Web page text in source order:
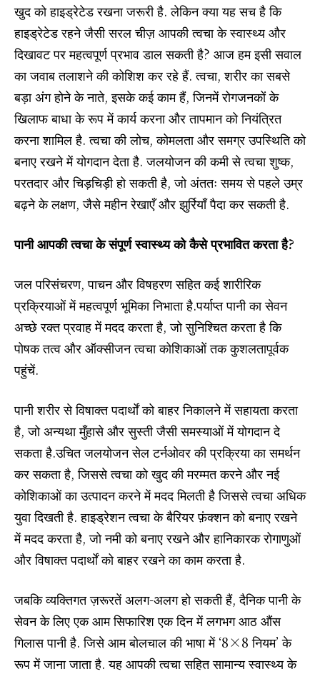
खुद को हाइड्रेटेड रखना जरूरी है. लेकिन क्या यह सच है कि
हाइड्रेटेड रहने जैसी सरल चीज़ आपकी त्वचा के स्वास्थ्य और
दिखावट पर महत्वपूर्ण प्रभाव डाल सकती है? आज हम इसी सवाल
का जवाब तलाशने की कोशिश कर रहे हैं. त्वचा, शरीर का सबसे
बड़ा अंग होने के नाते, इसके कई काम हैं, जिनमें रोगजनकों के
खिलाफ बाधा के रूप में कार्य करना और तापमान को नियंत्रित
करना शामिल है. त्वचा की लोच, कोमलता और समग्र उपस्थिति को
बनाए रखने में योगदान देता है. जलयोजन की कमी से त्वचा शुष्क,
परतदार और चिड़चिड़ी हो सकती है, जो अंततः समय से पहले उम्र
बढ़ने के लक्षण, जैसे महीन रेखाएँ और झुर्रियाँ पैदा कर सकती है.
पानी आपकी त्वचा के संपूर्ण स्वास्थ्य को कैसे प्रभावित करता है?
जल परिसंचरण, पाचन और विषहरण सहित कई शारीरिक
प्रक्रियाओं में महत्वपूर्ण भूमिका निभाता है.पर्याप्त पानी का सेवन
अच्छे रक्त प्रवाह में मदद करता है, जो सुनिश्चित करता है कि
पोषक तत्व और ऑक्सीजन त्वचा कोशिकाओं तक कुशलतापूर्वक
पहुंचें.
पानी शरीर से विषाक्त पदार्थों को बाहर निकालने में सहायता करता
है, जो अन्यथा मुँहासे और सुस्ती जैसी समस्याओं में योगदान दे
सकता है.उचित जलयोजन सेल टर्नओवर की प्रक्रिया का समर्थन
कर सकता है, जिससे त्वचा को खुद की मरम्मत करने और नई
कोशिकाओं का उत्पादन करने में मदद मिलती है जिससे त्वचा अधिक
युवा दिखती है. हाइड्रेशन त्वचा के बैरियर फ़ंक्शन को बनाए रखने
में मदद करता है, जो नमी को बनाए रखने और हानिकारक रोगाणुओं
और विषाक्त पदार्थों को बाहर रखने का काम करता है.
जबकि व्यक्तिगत ज़रूरतें अलग-अलग हो सकती हैं, दैनिक पानी के
सेवन के लिए एक आम सिफारिश एक दिन में लगभग आठ औंस
गिलास पानी है. जिसे आम बोलचाल की भाषा में ‘8×8 नियम’ के
रूप में जाना जाता है. यह आपकी त्वचा सहित सामान्य स्वास्थ्य के